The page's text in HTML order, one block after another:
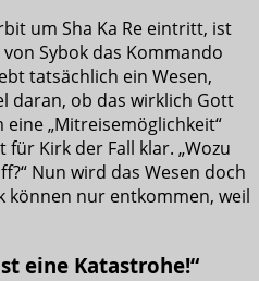
um Sha Ka Re eintritt, ist
Sybok das Kommando
tatsächlich ein Wesen,
daran, ob das wirklich Gott
eine „Mitreisemöglichkeit“
Kirk der Fall klar. „Wozu
Nun wird das Wesen doch
können nur entkommen, weil
eine Katastrohe!“